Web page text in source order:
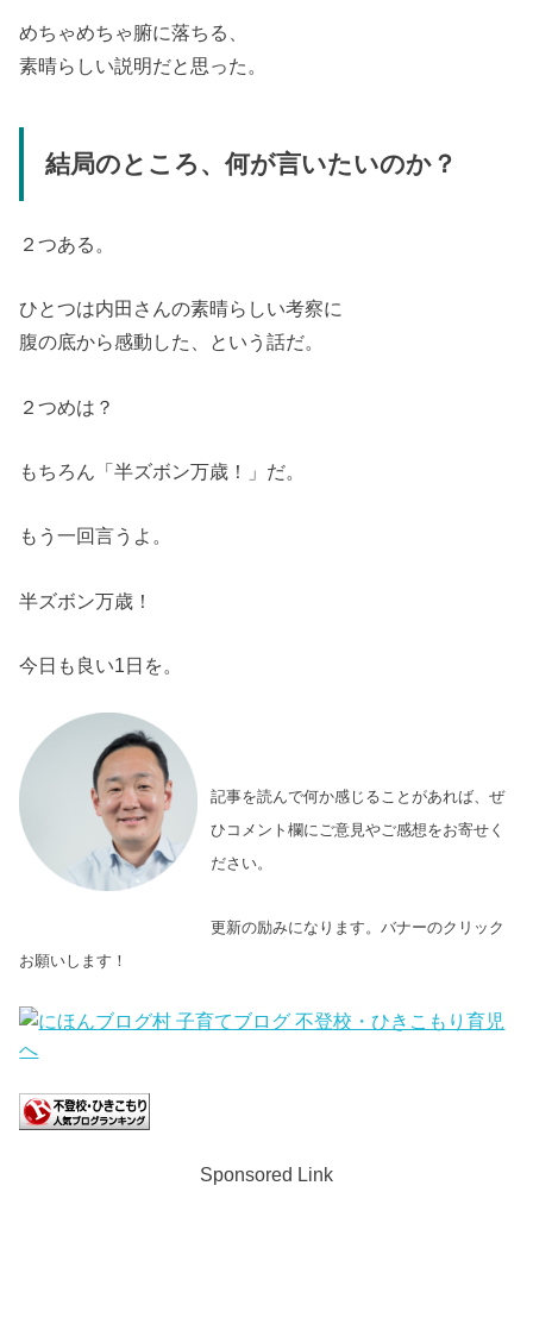
めちゃめちゃ腑に落ちる、
素晴らしい説明だと思った。
結局のところ、何が言いたいのか？
２つある。
ひとつは内田さんの素晴らしい考察に
腹の底から感動した、という話だ。
２つめは？
もちろん「半ズボン万歳！」だ。
もう一回言うよ。
半ズボン万歳！
今日も良い1日を。
記事を読んで何か感じることがあれば、ぜ
ひコメント欄にご意見やご感想をお寄せく
ださい。
更新の励みになります。バナーのクリック
お願いします！
Sponsored Link